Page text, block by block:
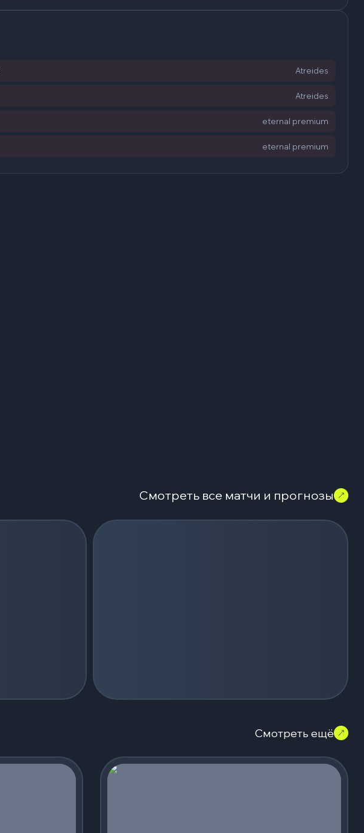
Atreides
Atreides
eternal premium
eternal premium
Смотреть все матчи и прогнозы
Смотреть ещё